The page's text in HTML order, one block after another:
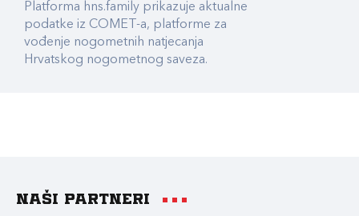
Platforma hns.family prikazuje aktualne
podatke iz COMET-a, platforme za
vođenje nogometnih natjecanja
Hrvatskog nogometnog saveza.
Naši partneri